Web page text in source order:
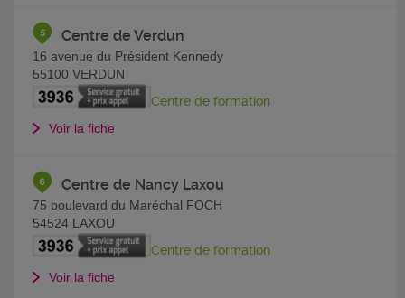
Centre de Verdun
16 avenue du Président Kennedy
55100 VERDUN
Centre de formation
Voir la fiche
Centre de Nancy Laxou
75 boulevard du Maréchal FOCH
54524LAXOU
Centre de formation
Voir la fiche